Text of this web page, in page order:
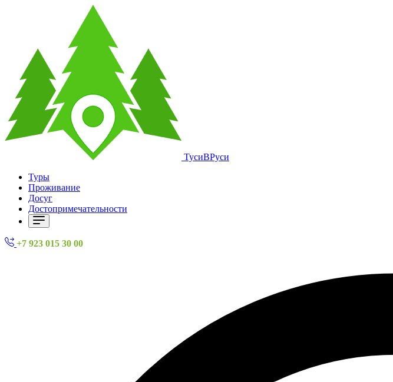
ТусиВРуси
Туры
Проживание
Досуг
Достопримечательности
+7 923 015 30 00